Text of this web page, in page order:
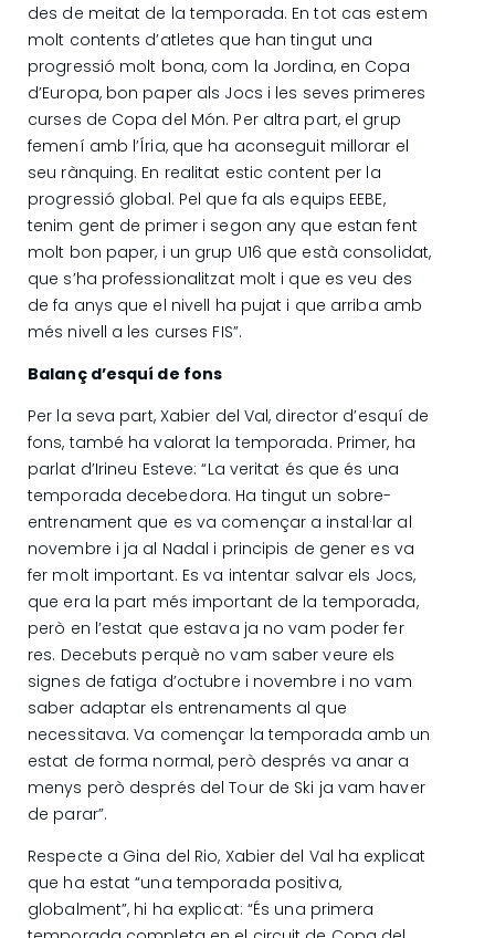
des de meitat de la temporada. En tot cas estem
molt contents d’atletes que han tingut una
progressió molt bona, com la Jordina, en Copa
d’Europa, bon paper als Jocs i les seves primeres
curses de Copa del Món. Per altra part, el grup
femení amb l’Íria, que ha aconseguit millorar el
seu rànquing. En realitat estic content per la
progressió global. Pel que fa als equips EEBE,
tenim gent de primer i segon any que estan fent
molt bon paper, i un grup U16 que està consolidat,
que s’ha professionalitzat molt i que es veu des
de fa anys que el nivell ha pujat i que arriba amb
més nivell a les curses FIS”.
Balanç d’esquí de fons
Per la seva part, Xabier del Val, director d’esquí de
fons, també ha valorat la temporada. Primer, ha
parlat d’Irineu Esteve: “La veritat és que és una
temporada decebedora. Ha tingut un sobre-
entrenament que es va començar a instal·lar al
novembre i ja al Nadal i principis de gener es va
fer molt important. Es va intentar salvar els Jocs,
que era la part més important de la temporada,
però en l’estat que estava ja no vam poder fer
res. Decebuts perquè no vam saber veure els
signes de fatiga d’octubre i novembre i no vam
saber adaptar els entrenaments al que
necessitava. Va començar la temporada amb un
estat de forma normal, però després va anar a
menys però després del Tour de Ski ja vam haver
de parar”.
Respecte a Gina del Rio, Xabier del Val ha explicat
que ha estat “una temporada positiva,
globalment”, hi ha explicat: “És una primera